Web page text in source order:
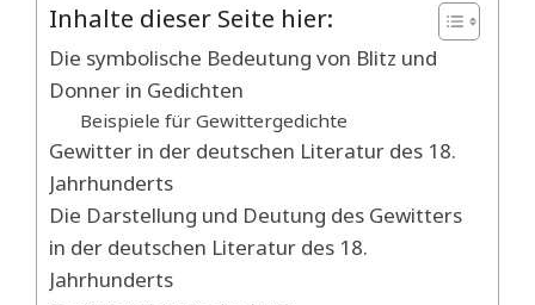
Inhalte dieser Seite hier:
Die symbolische Bedeutung von Blitz und
Donner in Gedichten
Beispiele für Gewittergedichte
Gewitter in der deutschen Literatur des 18.
Jahrhunderts
Die Darstellung und Deutung des Gewitters
in der deutschen Literatur des 18.
Jahrhunderts